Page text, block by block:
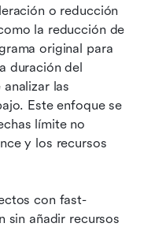
o reducción
la reducción de
original para
duración del
las
Este enfoque se
límite no
y los recursos
con fast-
sin añadir recursos